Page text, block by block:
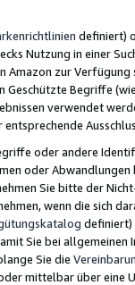
definiert)
Nutzung in einer
Amazon zur
Geschützte Begriffe
verwendet
oder andere
oder
Sie bitte der
wenn die sich
definiert)
Sie bei
Sie die
mittelbar über eine